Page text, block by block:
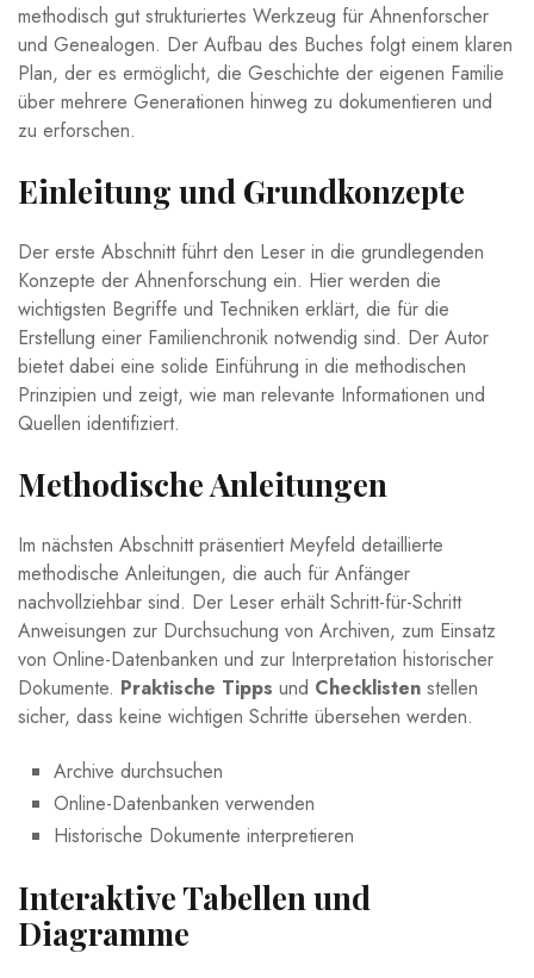
methodisch gut strukturiertes Werkzeug für ​Ahnenforscher
und Genealogen.⁤ Der Aufbau des Buches folgt einem klaren
Plan, der es ermöglicht, die ⁤Geschichte der eigenen ‌Familie
über ​mehrere Generationen hinweg zu dokumentieren‍ und
zu erforschen.
Einleitung und Grundkonzepte
Der erste Abschnitt führt den Leser in ⁢die grundlegenden
Konzepte der Ahnenforschung ein. Hier werden die
⁣wichtigsten Begriffe und ⁣Techniken erklärt, die für die
Erstellung einer Familienchronik notwendig sind. Der Autor
bietet dabei eine solide Einführung in die methodischen
Prinzipien und zeigt, wie man relevante Informationen und
Quellen identifiziert.
Methodische Anleitungen
Im⁤ nächsten Abschnitt präsentiert Meyfeld detaillierte
⁤methodische Anleitungen, die auch für ‌Anfänger
‍nachvollziehbar sind. Der Leser erhält Schritt-für-Schritt⁤
Anweisungen zur Durchsuchung von Archiven, zum Einsatz
⁣von Online-Datenbanken​ und zur ​Interpretation historischer
Dokumente. Praktische Tipps und Checklisten stellen
sicher, dass ‌keine ‌wichtigen Schritte übersehen werden.
Archive durchsuchen
Online-Datenbanken verwenden
Historische Dokumente⁣ interpretieren
Interaktive Tabellen und
Diagramme